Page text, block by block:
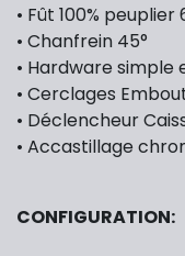
• Fût 100%
• Chanfrein 45°
• Hardware simple
• Cerclages
• Déclencheur
• Accastillage
CONFIGURATION: